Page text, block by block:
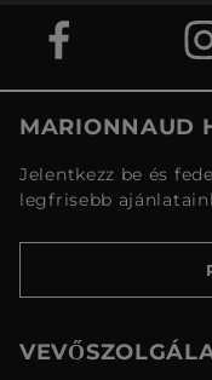
MARIONNAUD
Jelentkezz be és
legfrisebb